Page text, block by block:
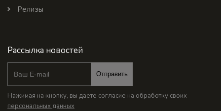
Релизы
Рассылка новостей
Отправить
Нажимая на кнопку, вы даете согласие на обработку своих
персональных данных